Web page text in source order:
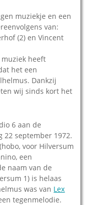
muziekje en een
van:
(2) en Vincent
heeft
het een
Dankzij
wij sinds kort het
6 aan de
22 september 1972.
voor Hilversum
een
naam van de
1) is helaas
was van Lex
tegenmelodie.